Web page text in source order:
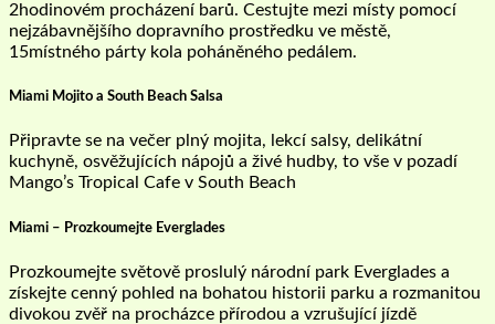
2hodinovém procházení barů. Cestujte mezi místy pomocí
nejzábavnějšího dopravního prostředku ve městě,
15místného párty kola poháněného pedálem.
Miami Mojito a South Beach Salsa
Připravte se na večer plný mojita, lekcí salsy, delikátní
kuchyně, osvěžujících nápojů a živé hudby, to vše v pozadí
Mango’s Tropical Cafe v South Beach
Miami – Prozkoumejte Everglades
Prozkoumejte světově proslulý národní park Everglades a
získejte cenný pohled na bohatou historii parku a rozmanitou
divokou zvěř na procházce přírodou a vzrušující jízdě